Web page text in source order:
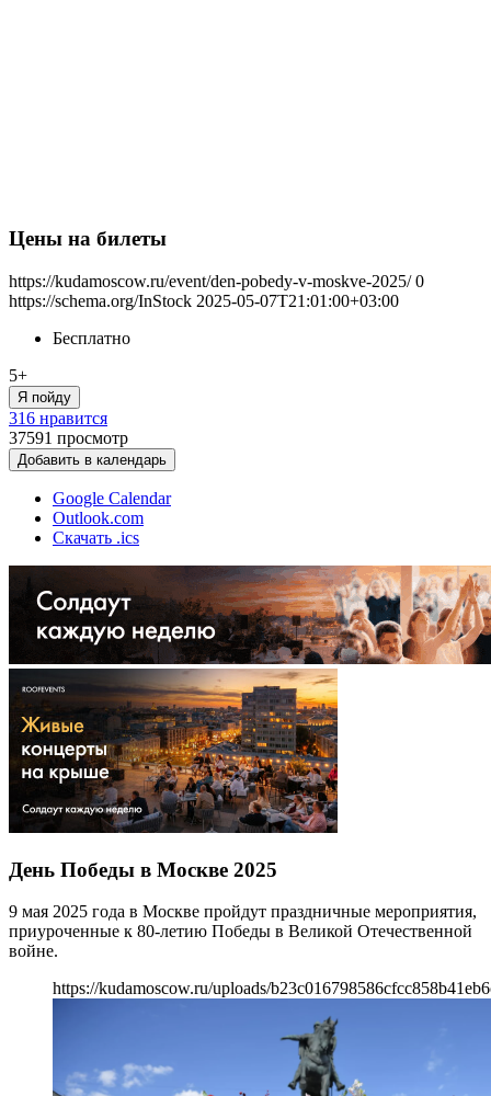
Цены на билеты
https://kudamoscow.ru/event/den-pobedy-v-moskve-2025/ 0
https://schema.org/InStock 2025-05-07T21:01:00+03:00
Бесплатно
5+
Я пойду
316 нравится
37591 просмотр
Добавить в календарь
Google Calendar
Outlook.com
Скачать .ics
День Победы в Москве 2025
9 мая 2025 года в Москве пройдут праздничные мероприятия,
приуроченные к 80-летию Победы в Великой Отечественной
войне.
https://kudamoscow.ru/uploads/